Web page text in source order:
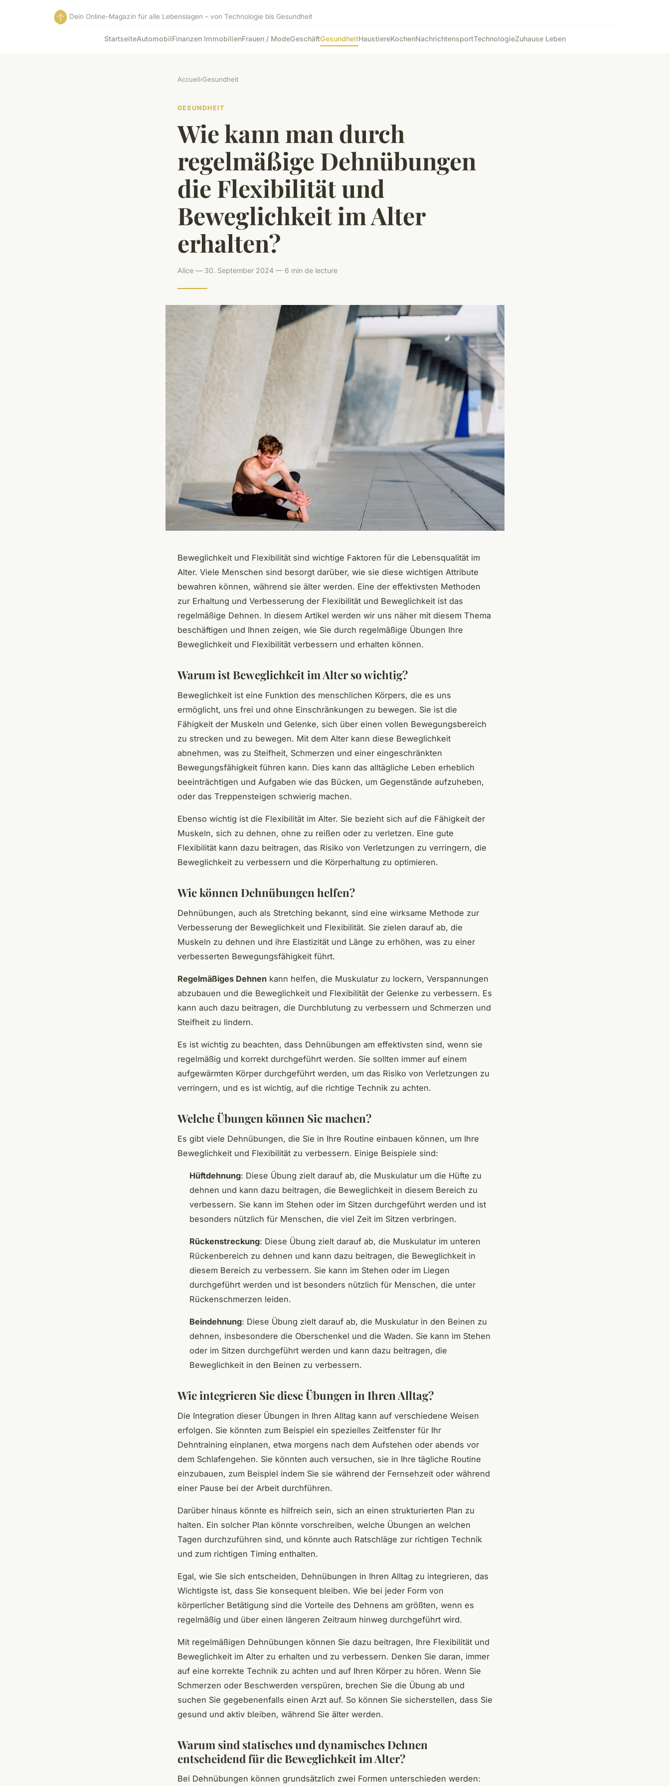
Dein Online-Magazin für alle Lebenslagen – von Technologie bis Gesundheit
StartseiteAutomobilFinanzen ImmobilienFrauen / ModeGeschäftGesundheitHaustiereKochenNachrichtensportTechnologieZuhause Leben
Accueil›Gesundheit
GESUNDHEIT
Wie kann man durch
regelmäßige Dehnübungen
die Flexibilität und
Beweglichkeit im Alter
erhalten?
Alice — 30. September 2024 — 6 min de lecture
Beweglichkeit und Flexibilität sind wichtige Faktoren für die Lebensqualität im
Alter. Viele Menschen sind besorgt darüber, wie sie diese wichtigen Attribute
bewahren können, während sie älter werden. Eine der effektivsten Methoden
zur Erhaltung und Verbesserung der Flexibilität und Beweglichkeit ist das
regelmäßige Dehnen. In diesem Artikel werden wir uns näher mit diesem Thema
beschäftigen und Ihnen zeigen, wie Sie durch regelmäßige Übungen Ihre
Beweglichkeit und Flexibilität verbessern und erhalten können.
Warum ist Beweglichkeit im Alter so wichtig?
Beweglichkeit ist eine Funktion des menschlichen Körpers, die es uns
ermöglicht, uns frei und ohne Einschränkungen zu bewegen. Sie ist die
Fähigkeit der Muskeln und Gelenke, sich über einen vollen Bewegungsbereich
zu strecken und zu bewegen. Mit dem Alter kann diese Beweglichkeit
abnehmen, was zu Steifheit, Schmerzen und einer eingeschränkten
Bewegungsfähigkeit führen kann. Dies kann das alltägliche Leben erheblich
beeinträchtigen und Aufgaben wie das Bücken, um Gegenstände aufzuheben,
oder das Treppensteigen schwierig machen.
Ebenso wichtig ist die Flexibilität im Alter. Sie bezieht sich auf die Fähigkeit der
Muskeln, sich zu dehnen, ohne zu reißen oder zu verletzen. Eine gute
Flexibilität kann dazu beitragen, das Risiko von Verletzungen zu verringern, die
Beweglichkeit zu verbessern und die Körperhaltung zu optimieren.
Wie können Dehnübungen helfen?
Dehnübungen, auch als Stretching bekannt, sind eine wirksame Methode zur
Verbesserung der Beweglichkeit und Flexibilität. Sie zielen darauf ab, die
Muskeln zu dehnen und ihre Elastizität und Länge zu erhöhen, was zu einer
verbesserten Bewegungsfähigkeit führt.
Regelmäßiges Dehnen kann helfen, die Muskulatur zu lockern, Verspannungen
abzubauen und die Beweglichkeit und Flexibilität der Gelenke zu verbessern. Es
kann auch dazu beitragen, die Durchblutung zu verbessern und Schmerzen und
Steifheit zu lindern.
Es ist wichtig zu beachten, dass Dehnübungen am effektivsten sind, wenn sie
regelmäßig und korrekt durchgeführt werden. Sie sollten immer auf einem
aufgewärmten Körper durchgeführt werden, um das Risiko von Verletzungen zu
verringern, und es ist wichtig, auf die richtige Technik zu achten.
Welche Übungen können Sie machen?
Es gibt viele Dehnübungen, die Sie in Ihre Routine einbauen können, um Ihre
Beweglichkeit und Flexibilität zu verbessern. Einige Beispiele sind:
Hüftdehnung: Diese Übung zielt darauf ab, die Muskulatur um die Hüfte zu
dehnen und kann dazu beitragen, die Beweglichkeit in diesem Bereich zu
verbessern. Sie kann im Stehen oder im Sitzen durchgeführt werden und ist
besonders nützlich für Menschen, die viel Zeit im Sitzen verbringen.
Rückenstreckung: Diese Übung zielt darauf ab, die Muskulatur im unteren
Rückenbereich zu dehnen und kann dazu beitragen, die Beweglichkeit in
diesem Bereich zu verbessern. Sie kann im Stehen oder im Liegen
durchgeführt werden und ist besonders nützlich für Menschen, die unter
Rückenschmerzen leiden.
Beindehnung: Diese Übung zielt darauf ab, die Muskulatur in den Beinen zu
dehnen, insbesondere die Oberschenkel und die Waden. Sie kann im Stehen
oder im Sitzen durchgeführt werden und kann dazu beitragen, die
Beweglichkeit in den Beinen zu verbessern.
Wie integrieren Sie diese Übungen in Ihren Alltag?
Die Integration dieser Übungen in Ihren Alltag kann auf verschiedene Weisen
erfolgen. Sie könnten zum Beispiel ein spezielles Zeitfenster für Ihr
Dehntraining einplanen, etwa morgens nach dem Aufstehen oder abends vor
dem Schlafengehen. Sie könnten auch versuchen, sie in Ihre tägliche Routine
einzubauen, zum Beispiel indem Sie sie während der Fernsehzeit oder während
einer Pause bei der Arbeit durchführen.
Darüber hinaus könnte es hilfreich sein, sich an einen strukturierten Plan zu
halten. Ein solcher Plan könnte vorschreiben, welche Übungen an welchen
Tagen durchzuführen sind, und könnte auch Ratschläge zur richtigen Technik
und zum richtigen Timing enthalten.
Egal, wie Sie sich entscheiden, Dehnübungen in Ihren Alltag zu integrieren, das
Wichtigste ist, dass Sie konsequent bleiben. Wie bei jeder Form von
körperlicher Betätigung sind die Vorteile des Dehnens am größten, wenn es
regelmäßig und über einen längeren Zeitraum hinweg durchgeführt wird.
Mit regelmäßigen Dehnübungen können Sie dazu beitragen, Ihre Flexibilität und
Beweglichkeit im Alter zu erhalten und zu verbessern. Denken Sie daran, immer
auf eine korrekte Technik zu achten und auf Ihren Körper zu hören. Wenn Sie
Schmerzen oder Beschwerden verspüren, brechen Sie die Übung ab und
suchen Sie gegebenenfalls einen Arzt auf. So können Sie sicherstellen, dass Sie
gesund und aktiv bleiben, während Sie älter werden.
Warum sind statisches und dynamisches Dehnen
entscheidend für die Beweglichkeit im Alter?
Bei Dehnübungen können grundsätzlich zwei Formen unterschieden werden: